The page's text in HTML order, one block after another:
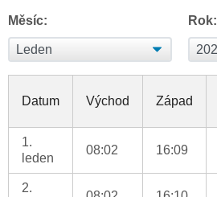
Měsíc: Rok:
Datum Východ Západ
1.
leden
08:02 16:09
2.